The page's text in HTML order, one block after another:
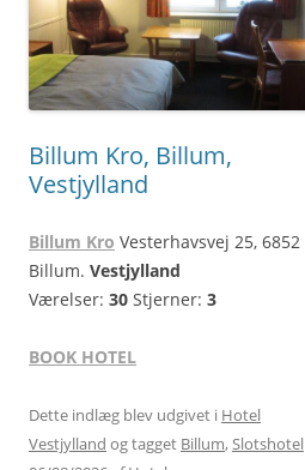
Billum Kro, Billum,
Vestjylland
Billum Kro Vesterhavsvej 25, 6852
Billum. Vestjylland
Værelser: 30 Stjerner: 3
BOOK HOTEL
Dette indlæg blev udgivet i Hotel
Vestjylland og tagget Billum,Slotshotel